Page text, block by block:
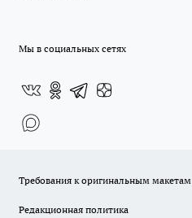
Мы в социальных сетях
Требования к оригинальным макетам
Редакционная политика